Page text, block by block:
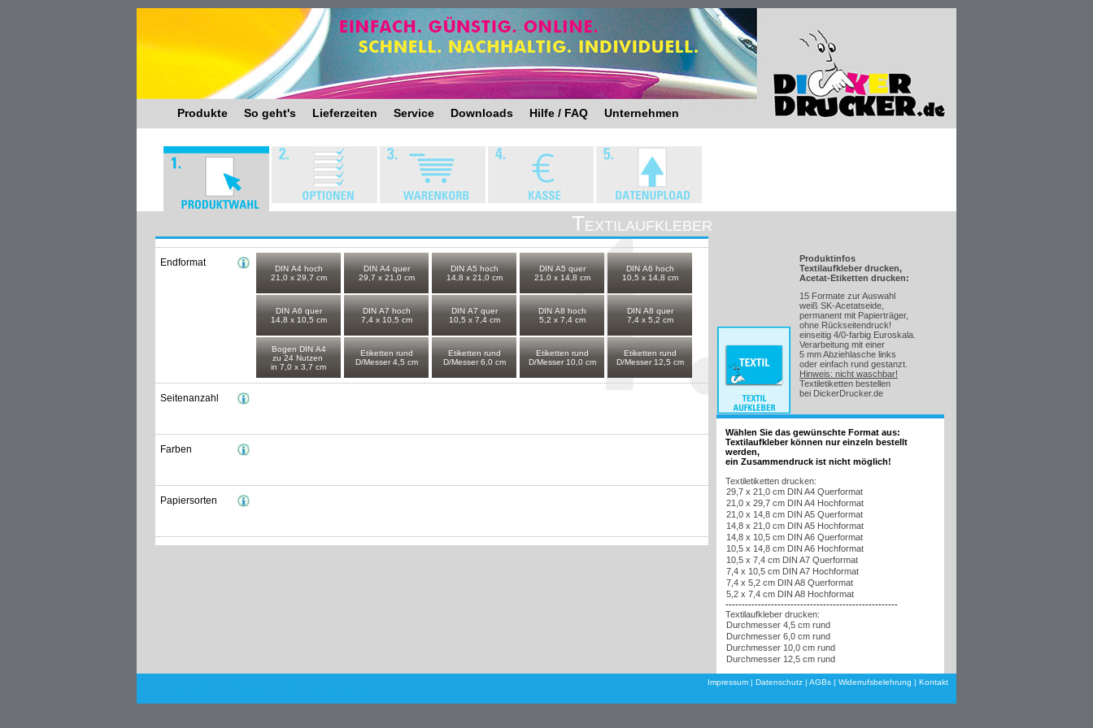
Produkte So geht's Lieferzeiten Service Downloads Hilfe / FAQ Unternehmen
Textilaufkleber
Endformat
DIN A4 hoch
21,0 x 29,7 cm
DIN A4 quer
29,7 x 21,0 cm
DIN A5 hoch
14,8 x 21,0 cm
DIN A5 quer
21,0 x 14,8 cm
DIN A6 hoch
10,5 x 14,8 cm
DIN A6 quer
14,8 x 10,5 cm
DIN A7 hoch
7,4 x 10,5 cm
DIN A7 quer
10,5 x 7,4 cm
DIN A8 hoch
5,2 x 7,4 cm
DIN A8 quer
7,4 x 5,2 cm
Bogen DIN A4
zu 24 Nutzen
in 7,0 x 3,7 cm
Etiketten rund
D/Messer 4,5 cm
Etiketten rund
D/Messer 6,0 cm
Etiketten rund
D/Messer 10,0 cm
Etiketten rund
D/Messer 12,5 cm
Seitenanzahl
Farben
Papiersorten
Produktinfos
Textilaufkleber drucken,
Acetat-Etiketten drucken:
15 Formate zur Auswahl
weiß SK-Acetatseide,
permanent mit Papierträger,
ohne Rückseitendruck!
einseitig 4/0-farbig Euroskala.
Verarbeitung mit einer
5 mm Abziehlasche links
oder einfach rund gestanzt.
Hinweis: nicht waschbar!
Textiletiketten bestellen
bei DickerDrucker.de
Wählen Sie das gewünschte Format aus:
Textilaufkleber können nur einzeln bestellt
werden,
ein Zusammendruck ist nicht möglich!
Textiletiketten drucken:
29,7 x 21,0 cm DIN A4 Querformat
21,0 x 29,7 cm DIN A4 Hochformat
21,0 x 14,8 cm DIN A5 Querformat
14,8 x 21,0 cm DIN A5 Hochformat
14,8 x 10,5 cm DIN A6 Querformat
10,5 x 14,8 cm DIN A6 Hochformat
10,5 x 7,4 cm DIN A7 Querformat
7,4 x 10,5 cm DIN A7 Hochformat
7,4 x 5,2 cm DIN A8 Querformat
5,2 x 7,4 cm DIN A8 Hochformat
-----------------------------------------------------
Textilaufkleber drucken:
Durchmesser 4,5 cm rund
Durchmesser 6,0 cm rund
Durchmesser 10,0 cm rund
Durchmesser 12,5 cm rund
Impressum | Datenschutz | AGBs | Widerrufsbelehrung | Kontakt